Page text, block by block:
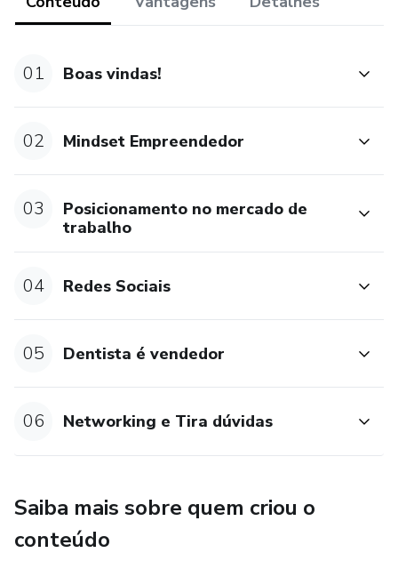
você se conectar com sua audiência através dos seus
01 Boas vindas!
02 Mindset Empreendedor
03
Posicionamento no mercado de
trabalho
04 Redes Sociais
05 Dentista é vendedor
06 Networking e Tira dúvidas
Saiba mais sobre quem criou o
conteúdo